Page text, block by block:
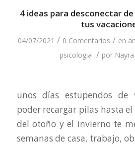
4 ideas para desconectar
tus
04/07/2021 / 0 Comentarios / en
psicologia / por
unos días estupendos de
poder recargar pilas hasta
del otoño y el invierno te
semanas de casa, trabajo,